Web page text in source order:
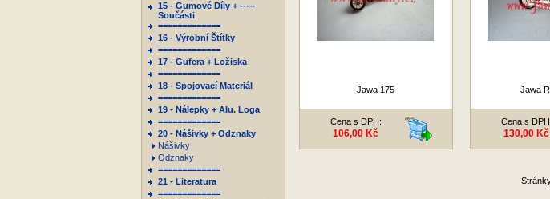
15 - Gumové Díly + -----
Součásti
=============
16 - Výrobní Štítky
=============
17 - Gufera + Ložiska
=============
18 - Spojovací Materiál
=============
19 - Nálepky + Alu. Loga
=============
20 - Nášivky + Odznaky
Nášivky
Odznaky
=============
21 - Literatura
=============
Jawa 175
Cena s DPH:
106,00 Kč
Jawa
Cena s
130,00 Kč